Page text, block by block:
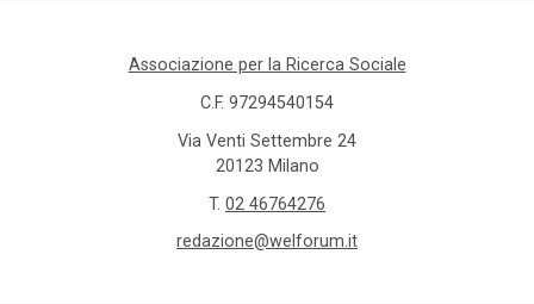
Associazione per la Ricerca Sociale
C.F. 97294540154
Via Venti Settembre 24
20123 Milano
T. 02 46764276
redazione@welforum.it